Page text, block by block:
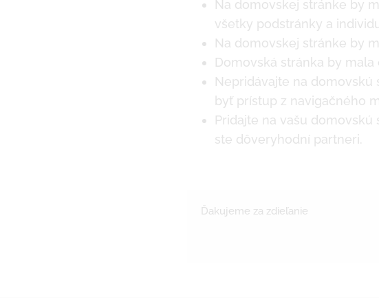
Na domovskej stránke by
všetky podstránky a
Na domovskej stránke by
Domovská stránka by
Nepridávajte na
byť prístup z navigačného
Pridajte na vašu
ste dôveryhodní partneri.
Ďakujeme za zdieľanie